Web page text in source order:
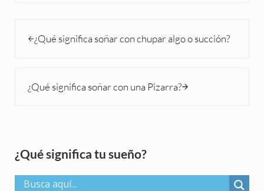
¿Qué significa soñar con chupar algo o succión?
¿Qué significa soñar con una Pizarra?
Sidebar
¿Qué significa tu sueño?